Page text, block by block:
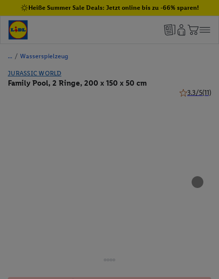
Heiße Summer Sale Deals: Jetzt online bis zu -66% sparen!
/ Wasserspielzeug
JURASSIC WORLD
Family Pool, 2 Ringe, 200 x 150 x 50 cm
3.3/5(11)